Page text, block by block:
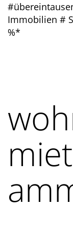
Immobilien #
%*